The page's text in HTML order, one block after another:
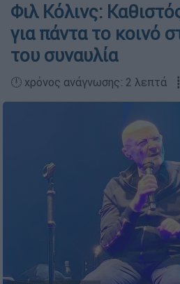
Φιλ Κόλινς:
για πάντα το κοινό
του συναυλία
🕛 χρόνος ανάγνωσης: 2 λεπτά ┋